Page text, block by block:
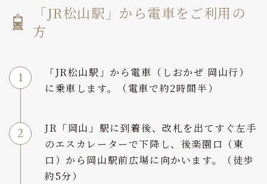
「JR松山駅」から電車をご利用の
方
「JR松山駅」から電車（しおかぜ 岡山行）
に乗車します。（電車で約2時間半）
JR「岡山」駅に到着後、改札を出てすぐ左手
のエスカレーターで下降し、後楽園口（東
口）から岡山駅前広場に向かいます。（徒歩
約5分）